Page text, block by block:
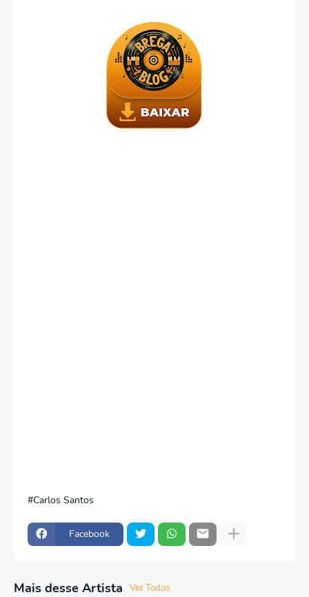
Carlos Santos
Facebook
Mais desse Artista Ver Todos